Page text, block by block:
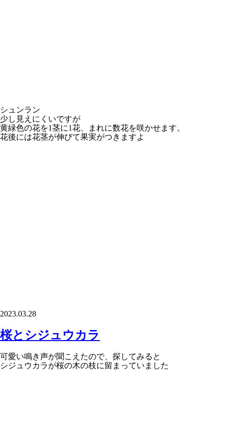
シュンラン
少し見えにくいですが
黄緑色の花を1茎に1花、まれに数花を咲かせます。
花後には花茎が伸びて果実がつきますよ
2023.03.28
桜とシジュウカラ
可愛い鳴き声が聞こえたので、探してみると
シジュウカラが桜の木の枝に留まっていました